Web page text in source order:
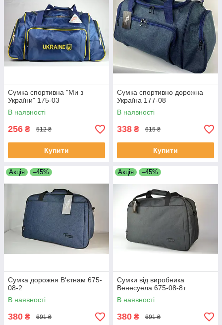
Сумка спортивна "Ми з
України" 175-03
В наявності
256 ₴ 512 ₴
Купити
Сумка спортивно дорожна
Україна 177-08
В наявності
338 ₴ 615 ₴
Купити
Акція –45%
Сумка дорожня В'єтнам 675-
08-2
В наявності
380 ₴ 691 ₴
Акція –45%
Сумки від виробника
Венесуела 675-08-8т
В наявності
380 ₴ 691 ₴